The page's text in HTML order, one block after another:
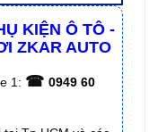
KIỆN Ô TÔ -
ZKAR AUTO
1: ☎ 0949 60